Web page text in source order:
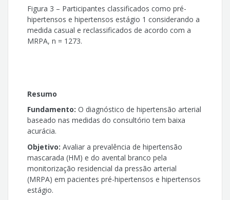
Andréa Araújo Brandão
Priscila Valverde Oliveira Vitorino
Figura 3 – Participantes classificados como pré-
hipertensos e hipertensos estágio 1 considerando a
medida casual e reclassificados de acordo com a
MRPA, n = 1273.
Resumo
Fundamento: O diagnóstico de hipertensão arterial
baseado nas medidas do consultório tem baixa
acurácia.
Objetivo: Avaliar a prevalência de hipertensão
mascarada (HM) e do avental branco pela
monitorização residencial da pressão arterial
(MRPA) em pacientes pré-hipertensos e hipertensos
estágio.